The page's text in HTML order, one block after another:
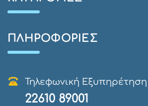
ΠΛΗΡΟΦΟΡΊΕΣ
Τηλεφωνική Εξυπηρέτηση
22610 89001